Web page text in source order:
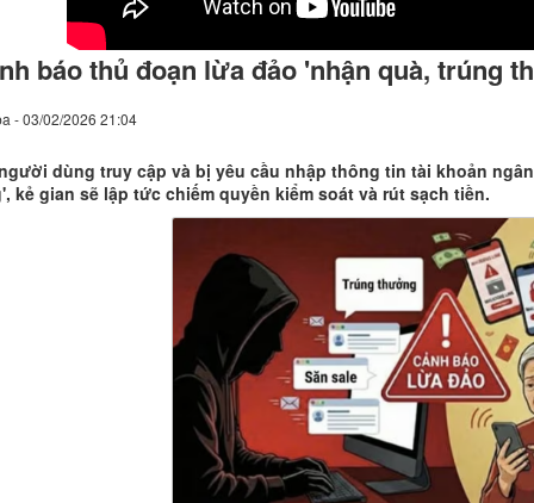
báo thủ đoạn lừa đảo 'nhận quà, trúng
- 03/02/2026 21:04
dùng truy cập và bị yêu cầu nhập thông tin tài khoản
kẻ gian sẽ lập tức chiếm quyền kiểm soát và rút sạch tiền.